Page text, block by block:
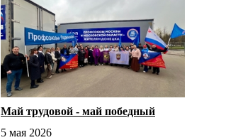
Май трудовой - май победный
5 мая 2026